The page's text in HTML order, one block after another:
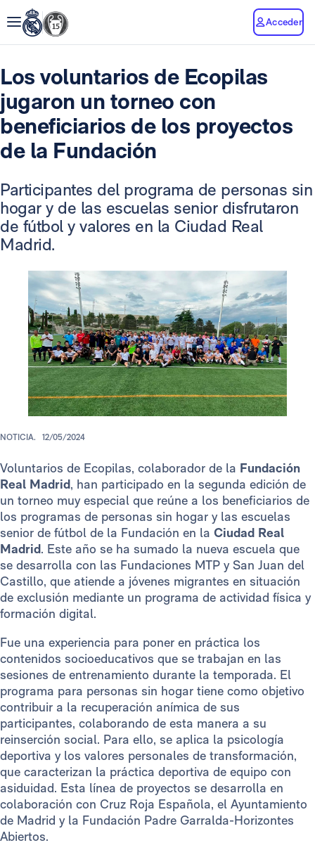
Acceder
Los voluntarios de Ecopilas
jugaron un torneo con
beneficiarios de los proyectos
de la Fundación
Participantes del programa de personas sin
hogar y de las escuelas senior disfrutaron
de fútbol y valores en la Ciudad Real
Madrid.
NOTICIA. 12/05/2024
Voluntarios de Ecopilas, colaborador de la Fundación
Real Madrid, han participado en la segunda edición de
un torneo muy especial que reúne a los beneficiarios de
los programas de personas sin hogar y las escuelas
senior de fútbol de la Fundación en la Ciudad Real
Madrid. Este año se ha sumado la nueva escuela que
se desarrolla con las Fundaciones MTP y San Juan del
Castillo, que atiende a jóvenes migrantes en situación
de exclusión mediante un programa de actividad física y
formación digital.
Fue una experiencia para poner en práctica los
contenidos socioeducativos que se trabajan en las
sesiones de entrenamiento durante la temporada. El
programa para personas sin hogar tiene como objetivo
contribuir a la recuperación anímica de sus
participantes, colaborando de esta manera a su
reinserción social. Para ello, se aplica la psicología
deportiva y los valores personales de transformación,
que caracterizan la práctica deportiva de equipo con
asiduidad. Esta línea de proyectos se desarrolla en
colaboración con Cruz Roja Española, el Ayuntamiento
de Madrid y la Fundación Padre Garralda-Horizontes
Abiertos.